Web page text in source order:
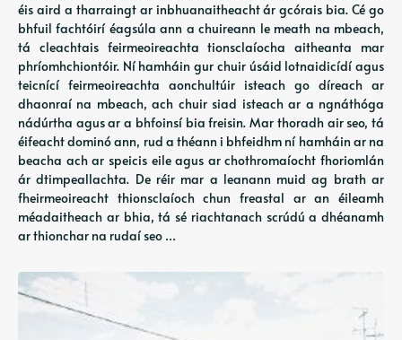
éis aird a tharraingt ar inbhuanaitheacht ár gcórais bia. Cé go
bhfuil fachtóirí éagsúla ann a chuireann le meath na mbeach,
tá cleachtais feirmeoireachta tionsclaíocha aitheanta mar
phríomhchiontóir. Ní hamháin gur chuir úsáid lotnaidicídí agus
teicnící feirmeoireachta aonchultúir isteach go díreach ar
dhaonraí na mbeach, ach chuir siad isteach ar a ngnáthóga
nádúrtha agus ar a bhfoinsí bia freisin. Mar thoradh air seo, tá
éifeacht dominó ann, rud a théann i bhfeidhm ní hamháin ar na
beacha ach ar speicis eile agus ar chothromaíocht fhoriomlán
ár dtimpeallachta. De réir mar a leanann muid ag brath ar
fheirmeoireacht thionsclaíoch chun freastal ar an éileamh
méadaitheach ar bhia, tá sé riachtanach scrúdú a dhéanamh
ar thionchar na rudaí seo …